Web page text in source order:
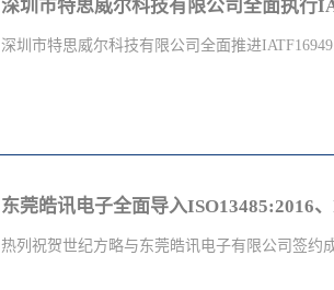
深圳市特思威尔科技有限公司全面执行
深圳市特思威尔科技有限公司全面推进
生与项目经理张新波先生，以及高级咨询师刘胜
作非常重视，并做出了重要的指示，要求全体管
并且亲自参加相关培训会议。深圳市特思威尔科
热列祝贺世纪方略与东莞皓讯电子有限公司签约